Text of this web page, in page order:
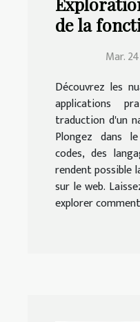
de la
Chrome |
Mar.
Découvrez les
applications
traduction d'un
Plongez dans
codes, des
rendent possible
sur le web.
explorer